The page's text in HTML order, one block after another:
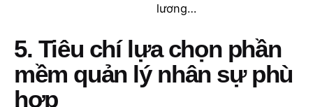
lương…
5. Tiêu chí lựa chọn phần
mềm quản lý nhân sự phù
hợp